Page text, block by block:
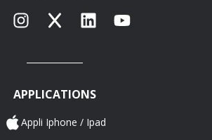
Instagram
X LinkedInYouTube
APPLICATIONS
Appli Iphone / Ipad